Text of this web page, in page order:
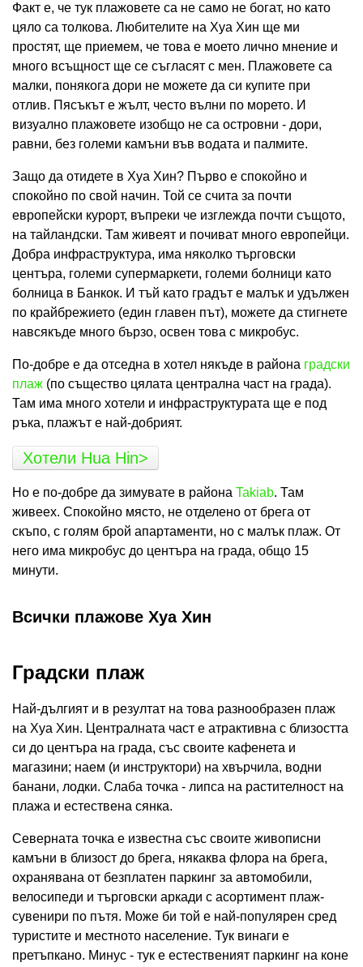
Факт е, че тук плажовете са не само не богат, но като
цяло са толкова. Любителите на Хуа Хин ще ми
простят, ще приемем, че това е моето лично мнение и
много всъщност ще се съгласят с мен. Плажовете са
малки, понякога дори не можете да си купите при
отлив. Пясъкът е жълт, често вълни по морето. И
визуално плажовете изобщо не са островни - дори,
равни, без големи камъни във водата и палмите.
Защо да отидете в Хуа Хин? Първо е спокойно и
спокойно по свой начин. Той се счита за почти
европейски курорт, въпреки че изглежда почти същото,
на тайландски. Там живеят и почиват много европейци.
Добра инфраструктура, има няколко търговски
центъра, големи супермаркети, големи болници като
болница в Банкок. И тъй като градът е малък и удължен
по крайбрежието (един главен път), можете да стигнете
навсякъде много бързо, освен това с микробус.
По-добре е да отседна в хотел някъде в района градски
плаж (по същество цялата централна част на града).
Там има много хотели и инфраструктурата ще е под
ръка, плажът е най-добрият.
Хотели Hua Hin>
Но е по-добре да зимувате в района Takiab. Там
живеех. Спокойно място, не отделено от брега от
скъпо, с голям брой апартаменти, но с малък плаж. От
него има микробус до центъра на града, общо 15
минути.
Всички плажове Хуа Хин
Градски плаж
Най-дългият и в резултат на това разнообразен плаж
на Хуа Хин. Централната част е атрактивна с близостта
си до центъра на града, със своите кафенета и
магазини; наем (и инструктори) на хвърчила, водни
банани, лодки. Слаба точка - липса на растителност на
плажа и естествена сянка.
Северната точка е известна със своите живописни
камъни в близост до брега, някаква флора на брега,
охранявана от безплатен паркинг за автомобили,
велосипеди и търговски аркади с асортимент плаж-
сувенири по пътя. Може би той е най-популярен сред
туристите и местното население. Тук винаги е
претъпкано. Минус - тук е естественият паркинг на коне